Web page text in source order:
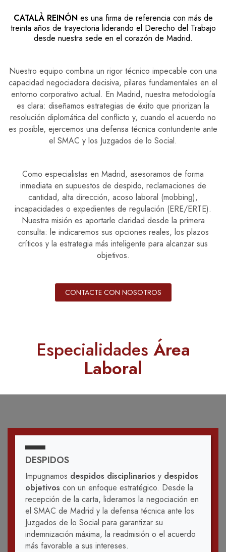
CATALÀ REINÓNes una firma de referencia con más de
treinta años de trayectoria liderando el Derecho del Trabajo
desde nuestra sede en el corazón de Madrid.
Nuestro equipo combina un rigor técnico impecable con una
capacidad negociadora decisiva, pilares fundamentales en el
entorno corporativo actual. En Madrid, nuestra metodología
es clara: diseñamos estrategias de éxito que priorizan la
resolución diplomática del conflicto y, cuando el acuerdo no
es posible, ejercemos una defensa técnica contundente ante
el SMAC y los Juzgados de lo Social.
Como especialistas en Madrid, asesoramos de forma
inmediata en supuestos de despido, reclamaciones de
cantidad, alta dirección, acoso laboral (mobbing),
incapacidades o expedientes de regulación (ERE/ERTE).
Nuestra misión es aportarle claridad desde la primera
consulta: le indicaremos sus opciones reales, los plazos
críticos y la estrategia más inteligente para alcanzar sus
objetivos.
CONTACTE CON NOSOTROS
Especialidades Área
Laboral
DESPIDOS
Impugnamos despidos disciplinarios y despidos
objetivos con un enfoque estratégico. Desde la
recepción de la carta, lideramos la negociación en
el SMAC de Madrid y la defensa técnica ante los
Juzgados de lo Social para garantizar su
indemnización máxima, la readmisión o el acuerdo
más favorable a sus intereses.